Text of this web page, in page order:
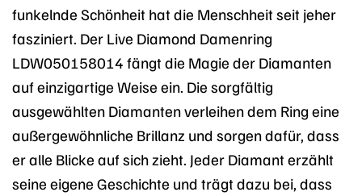
funkelnde Schönheit hat die Menschheit seit jeher
fasziniert. Der Live Diamond Damenring
LDW050158014 fängt die Magie der Diamanten
auf einzigartige Weise ein. Die sorgfältig
ausgewählten Diamanten verleihen dem Ring eine
außergewöhnliche Brillanz und sorgen dafür, dass
er alle Blicke auf sich zieht. Jeder Diamant erzählt
seine eigene Geschichte und trägt dazu bei, dass